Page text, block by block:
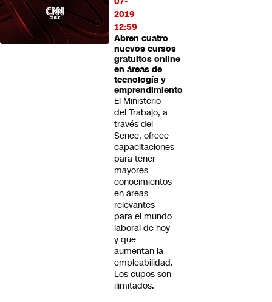
2019
12:59
Abren cuatro
nuevos cursos
gratuitos online
en áreas de
tecnología y
emprendimiento
El Ministerio
del Trabajo, a
través del
Sence, ofrece
capacitaciones
para tener
mayores
conocimientos
en áreas
relevantes
para el mundo
laboral de hoy
y que
aumentan la
empleabilidad.
Los cupos son
ilimitados.